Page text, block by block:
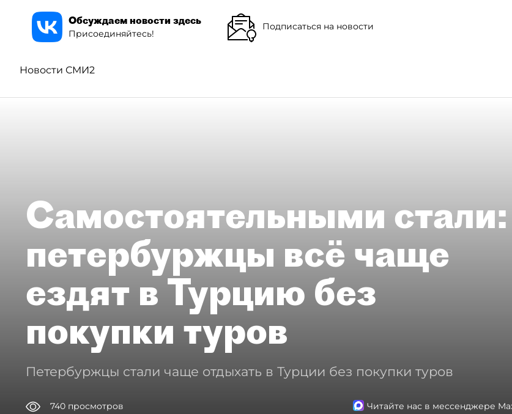
Обсуждаем новости здесь
Присоединяйтесь!
Подписаться на новости
Новости СМИ2
Самостоятельными стали:
петербуржцы всё чаще
ездят в Турцию без
покупки туров
Петербуржцы стали чаще отдыхать в Турции без покупки туров
740 просмотров Читайте нас в мессенджере